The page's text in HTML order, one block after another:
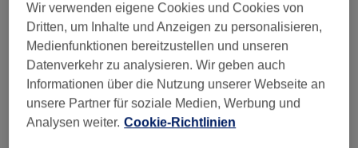
Damen - Haarschnitte & Stylings (3)
Haarkuren & Pflege 2
Damen - Farbe & Coloration ) ab 52 €
Haarverlängerung
Wir verwenden eigene Cookies und Cookies von
Dritten, um Inhalte und Anzeigen zu personalisieren,
Medienfunktionen bereitzustellen und unseren
Datenverkehr zu analysieren. Wir geben auch
Informationen über die Nutzung unserer Webseite an
unsere Partner für soziale Medien, Werbung und
Analysen weiter. Cookie-Richtlinien